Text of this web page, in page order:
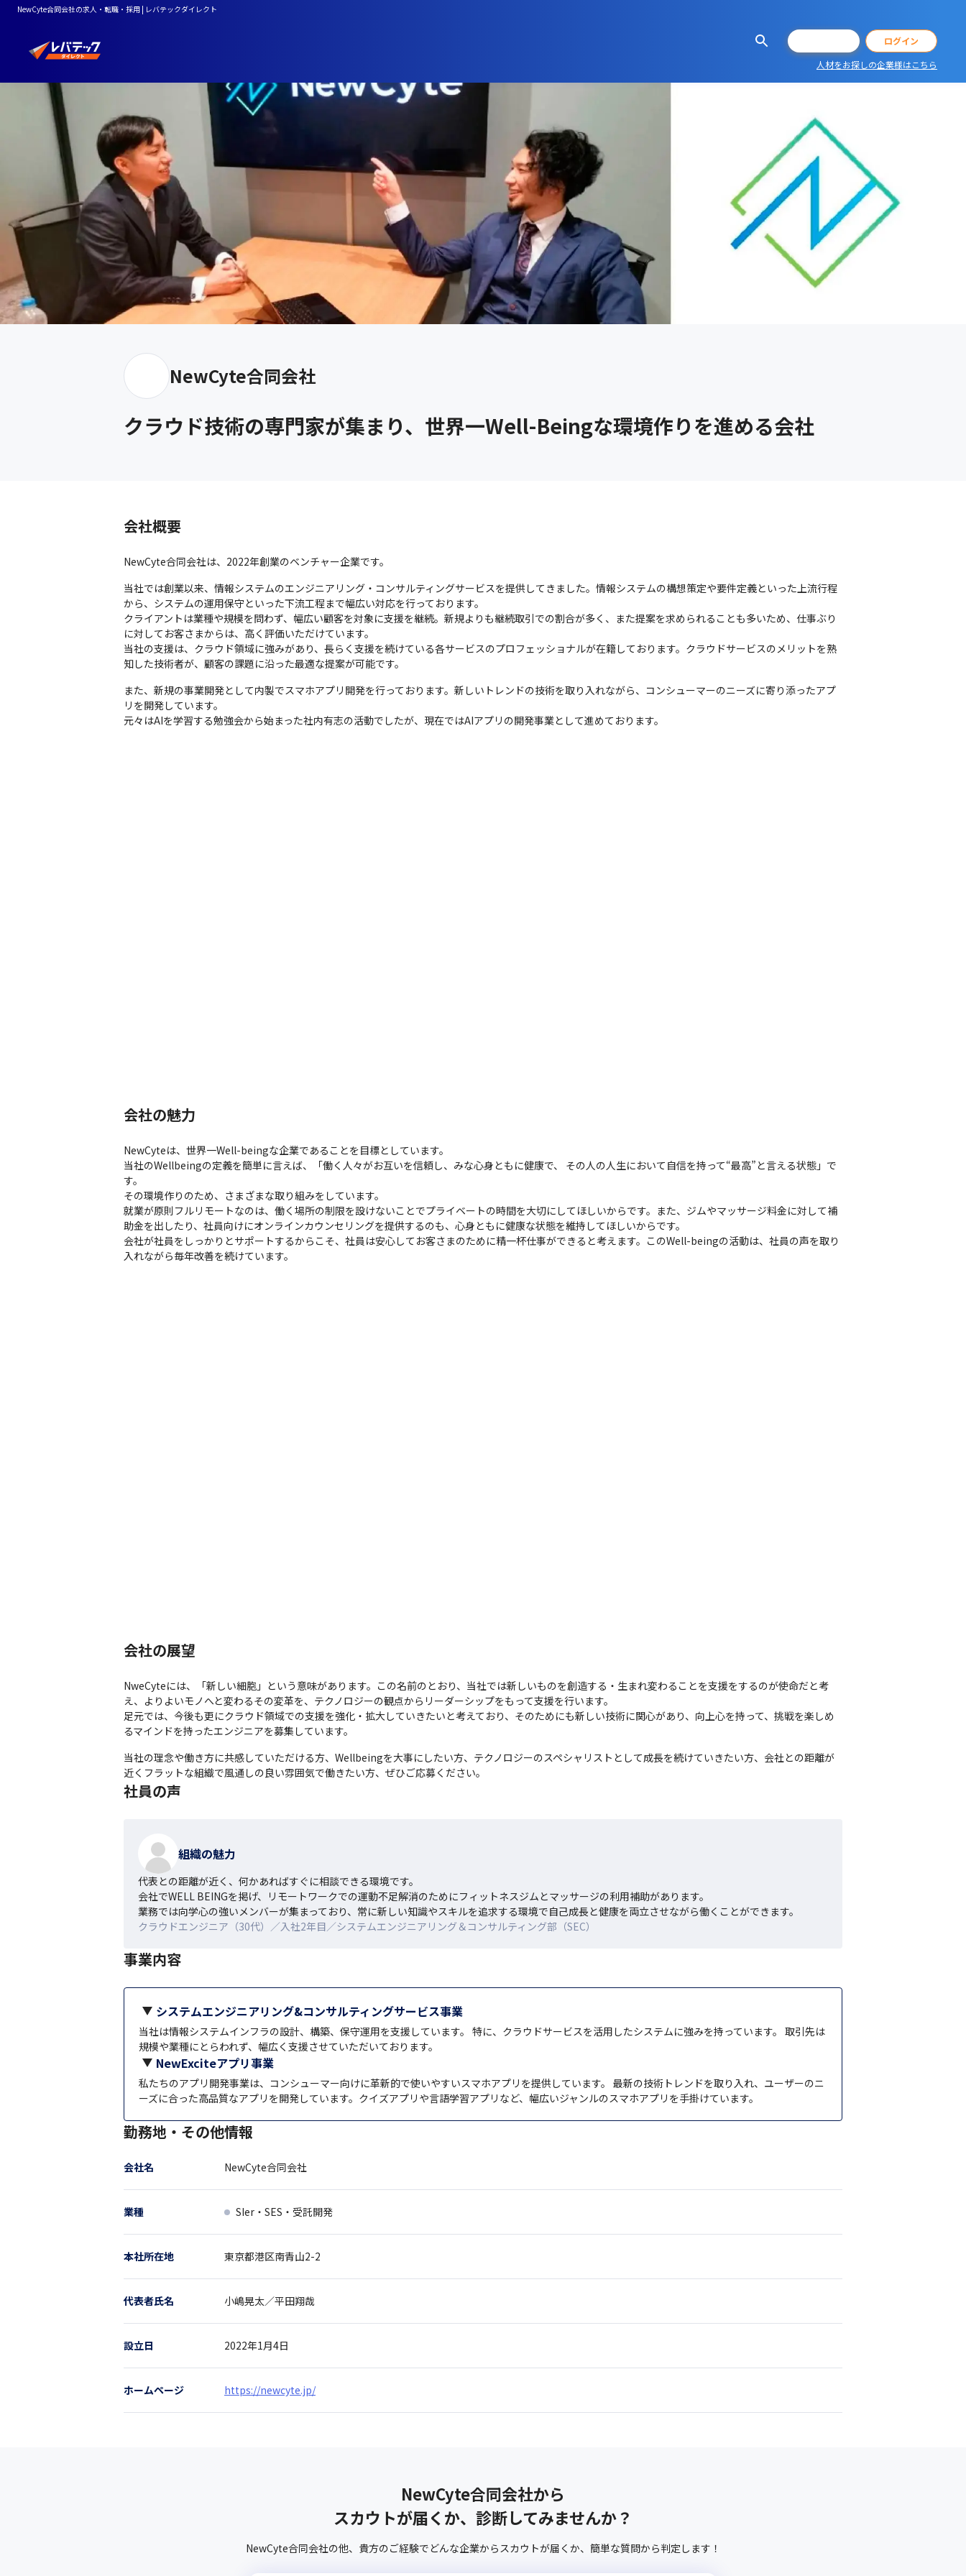
NewCyte合同会社の求人・転職・採用 | レバテックダイレクト
ログイン
人材をお探しの企業様はこちら
NewCyte合同会社
クラウド技術の専門家が集まり、世界一Well-Beingな環境作りを進める会社
会社概要
NewCyte合同会社は、2022年創業のベンチャー企業です。
当社では創業以来、情報システムのエンジニアリング・コンサルティングサービスを提供してきました。情報システムの構想策定や要件定義といった上流行程
から、システムの運用保守といった下流工程まで幅広い対応を行っております。
クライアントは業種や規模を問わず、幅広い顧客を対象に支援を継続。新規よりも継続取引での割合が多く、また提案を求められることも多いため、仕事ぶり
に対してお客さまからは、高く評価いただけています。
当社の支援は、クラウド領域に強みがあり、長らく支援を続けている各サービスのプロフェッショナルが在籍しております。クラウドサービスのメリットを熟
知した技術者が、顧客の課題に沿った最適な提案が可能です。
また、新規の事業開発として内製でスマホアプリ開発を行っております。新しいトレンドの技術を取り入れながら、コンシューマーのニーズに寄り添ったアプ
リを開発しています。
元々はAIを学習する勉強会から始まった社内有志の活動でしたが、現在ではAIアプリの開発事業として進めております。
会社の魅力
NewCyteは、世界一Well-beingな企業であることを目標としています。
当社のWellbeingの定義を簡単に言えば、「働く人々がお互いを信頼し、みな心身ともに健康で、 その人の人生において自信を持って“最高”と言える状態」で
す。
その環境作りのため、さまざまな取り組みをしています。
就業が原則フルリモートなのは、働く場所の制限を設けないことでプライベートの時間を大切にしてほしいからです。また、ジムやマッサージ料金に対して補
助金を出したり、社員向けにオンラインカウンセリングを提供するのも、心身ともに健康な状態を維持してほしいからです。
会社が社員をしっかりとサポートするからこそ、社員は安心してお客さまのために精一杯仕事ができると考えます。このWell-beingの活動は、社員の声を取り
入れながら毎年改善を続けています。
会社の展望
NweCyteには、「新しい細胞」という意味があります。この名前のとおり、当社では新しいものを創造する・生まれ変わることを支援をするのが使命だと考
え、よりよいモノへと変わるその変革を、テクノロジーの観点からリーダーシップをもって支援を行います。
足元では、今後も更にクラウド領域での支援を強化・拡大していきたいと考えており、そのためにも新しい技術に関心があり、向上心を持って、挑戦を楽しめ
るマインドを持ったエンジニアを募集しています。
当社の理念や働き方に共感していただける方、Wellbeingを大事にしたい方、テクノロジーのスペシャリストとして成長を続けていきたい方、会社との距離が
近くフラットな組織で風通しの良い雰囲気で働きたい方、ぜひご応募ください。
社員の声
組織の魅力
代表との距離が近く、何かあればすぐに相談できる環境です。
会社でWELL BEINGを掲げ、リモートワークでの運動不足解消のためにフィットネスジムとマッサージの利用補助があります。
業務では向学心の強いメンバーが集まっており、常に新しい知識やスキルを追求する環境で自己成長と健康を両立させながら働くことができます。
クラウドエンジニア（30代）／入社2年目／システムエンジニアリング＆コンサルティング部（SEC）
事業内容
システムエンジニアリング&コンサルティングサービス事業
当社は情報システムインフラの設計、構築、保守運用を支援しています。 特に、クラウドサービスを活用したシステムに強みを持っています。 取引先は
規模や業種にとらわれず、幅広く支援させていただいております。
NewExciteアプリ事業
私たちのアプリ開発事業は、コンシューマー向けに革新的で使いやすいスマホアプリを提供しています。 最新の技術トレンドを取り入れ、ユーザーのニ
ーズに合った高品質なアプリを開発しています。クイズアプリや言語学習アプリなど、幅広いジャンルのスマホアプリを手掛けています。
勤務地・その他情報
会社名 NewCyte合同会社
業種 SIer・SES・受託開発
本社所在地 東京都港区南青山2-2
代表者氏名 小嶋晃太／平田翔哉
設立日 2022年1月4日
ホームページ https://newcyte.jp/
NewCyte合同会社から
スカウトが届くか、診断してみませんか？
NewCyte合同会社の他、 貴方のご経験でどんな企業からスカウトが届くか、 簡単な質問から判定します！